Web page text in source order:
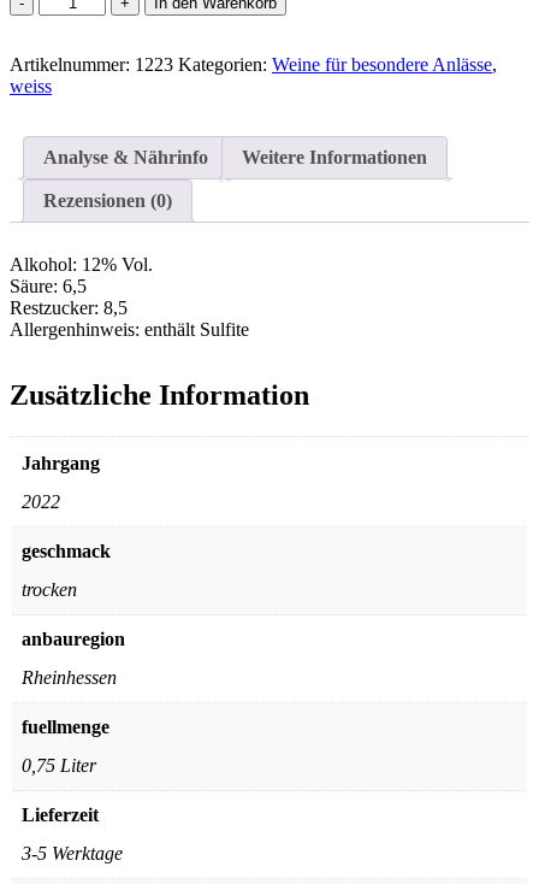
-
dem
Schnapp`
Artikelnummer: 1223 Kategorien: Weine für besondere Anlässe,
weiss
Analyse & Nährinfo Weitere Informationen
Rezensionen (0)
Alkohol: 12% Vol.
Säure: 6,5
Restzucker: 8,5
Allergenhinweis: enthält Sulfite
Zusätzliche Information
Jahrgang
2022
geschmack
trocken
anbauregion
Rheinhessen
fuellmenge
0,75 Liter
Lieferzeit
3-5 Werktage